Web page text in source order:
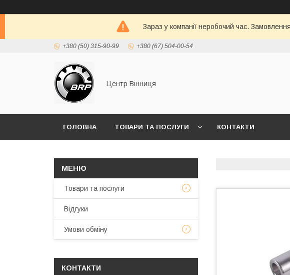
Зараз у компанії неробочий час.
+380 (50) 315-90-99 +380 (67) 504-00-54
Центр Вінниця
ГОЛОВНА ТОВАРИ ТА ПОСЛУГИ КОНТАКТИ
Товари та послуги
Відгуки
Умови обміну
КОНТАКТИ